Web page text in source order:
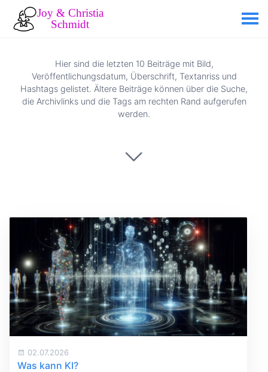
Hier sind die letzten 10 Beiträge mit Bild,
Veröffentlichungsdatum, Überschrift, Textanriss und
Hashtags gelistet. Ältere Beiträge können über die Suche,
die Archivlinks und die Tags am rechten Rand aufgerufen
werden.
02.07.2026
Was kann KI?